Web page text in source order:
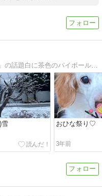
ミニチュアダックスフンド「びわ」の話題白に茶色のパイボールドのミニチュアダックス「びわ」の話題です
雪 おひな祭り♡
3年前